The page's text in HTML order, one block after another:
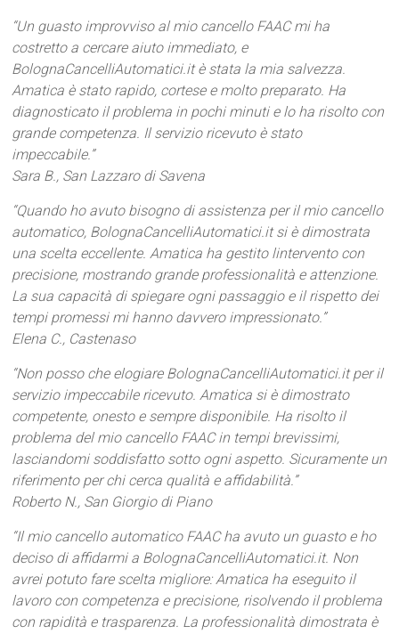
“Un guasto improvviso al mio cancello FAAC mi ha
costretto a cercare aiuto immediato, e
BolognaCancelliAutomatici.it è stata la mia salvezza.
Amatica è stato rapido, cortese e molto preparato. Ha
diagnosticato il problema in pochi minuti e lo ha risolto con
grande competenza. Il servizio ricevuto è stato
impeccabile.”
Sara B., San Lazzaro di Savena
“Quando ho avuto bisogno di assistenza per il mio cancello
automatico, BolognaCancelliAutomatici.it si è dimostrata
una scelta eccellente. Amatica ha gestito lintervento con
precisione, mostrando grande professionalità e attenzione.
La sua capacità di spiegare ogni passaggio e il rispetto dei
tempi promessi mi hanno davvero impressionato.”
Elena C., Castenaso
“Non posso che elogiare BolognaCancelliAutomatici.it per il
servizio impeccabile ricevuto. Amatica si è dimostrato
competente, onesto e sempre disponibile. Ha risolto il
problema del mio cancello FAAC in tempi brevissimi,
lasciandomi soddisfatto sotto ogni aspetto. Sicuramente un
riferimento per chi cerca qualità e affidabilità.”
Roberto N., San Giorgio di Piano
“Il mio cancello automatico FAAC ha avuto un guasto e ho
deciso di affidarmi a BolognaCancelliAutomatici.it. Non
avrei potuto fare scelta migliore: Amatica ha eseguito il
lavoro con competenza e precisione, risolvendo il problema
con rapidità e trasparenza. La professionalità dimostrata è